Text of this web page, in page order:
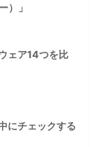
）」
ェア14つを比
にチェックする